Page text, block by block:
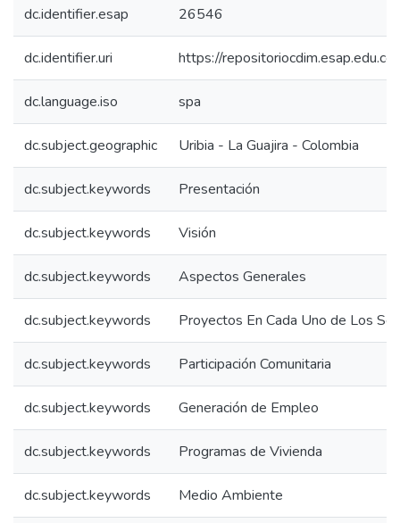
dc.identifier.esap 26546
dc.identifier.uri https://
dc.language.iso spa
dc.subject.geographic Uribia - La Guajira - Colombia
dc.subject.keywords Presentación
dc.subject.keywords Visión
dc.subject.keywords Aspectos Generales
dc.subject.keywords Proyectos En Cada Uno de Los
dc.subject.keywords Participación Comunitaria
dc.subject.keywords Generación de Empleo
dc.subject.keywords Programas de Vivienda
dc.subject.keywords Medio Ambiente